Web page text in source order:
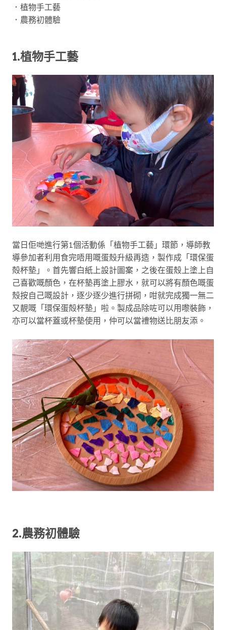
．植物手工藝
．農務初體驗
1.植物手工藝
當日佢哋進行第1個活動係「植物手工藝」環節，導師教
導參加者利用食完唔用嘅蛋殼升級再造，製作成「環保蛋
殻杯墊」。首先響白紙上設計圖案，之後在蛋殼上塗上自
己喜歡嘅顏色，在杯墊再塗上膠水，就可以將有顏色嘅蛋
殼按自己嘅設計，逐少逐少進行拼砌，咁就完成獨一無二
又靚嘅「環保蛋殻杯墊」啦。製成品除咗可以用嚟裝飾，
亦可以當杯蓋或杯墊使用，仲可以當禮物送比朋友添。
2.農務初體驗